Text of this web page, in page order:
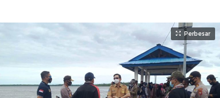
Perbesar